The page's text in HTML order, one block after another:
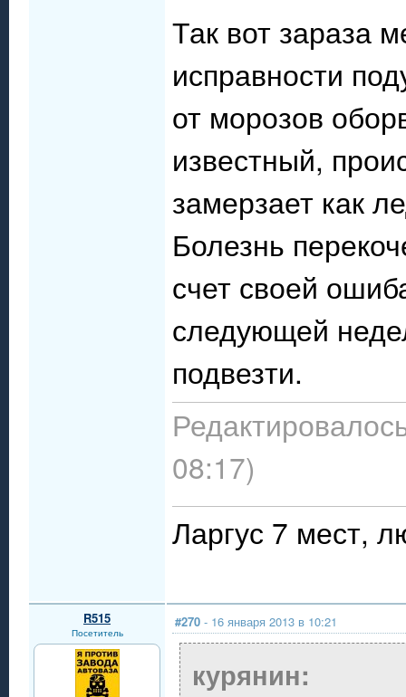
Так вот зараза
исправности
от морозов
известный,
замерзает как
Болезнь
счет своей
следующей
подвезти.
08:17)
Ларгус 7 мест,
R515
Посетитель
#270 - 16 января 2013 в 10:21
курянин: